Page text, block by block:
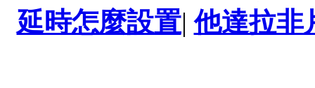
延時怎麼設置|他達拉非